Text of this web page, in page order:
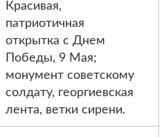
Красивая,
патриотичная
открытка с Днем
Победы, 9 Мая;
монумент советскому
солдату, георгиевская
лента, ветки сирени.